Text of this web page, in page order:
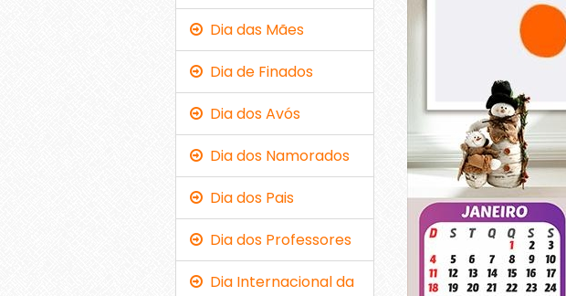
Dia das Mães
Dia de Finados
Dia dos Avós
Dia dos Namorados
Dia dos Pais
Dia dos Professores
Dia Internacional da